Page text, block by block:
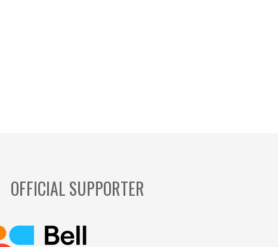
OFFICIAL SUPPORTER